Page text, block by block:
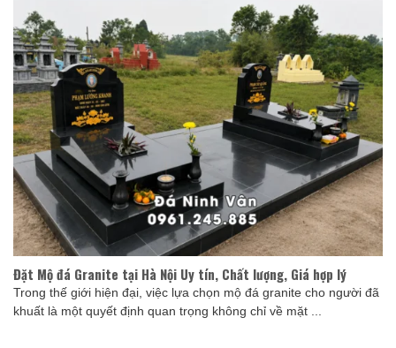
Đặt Mộ đá Granite tại Hà Nội Uy tín, Chất lượng, Giá hợp lý
Trong thế giới hiện đại, việc lựa chọn mộ đá granite cho người đã
khuất là một quyết định quan trọng không chỉ về mặt ...